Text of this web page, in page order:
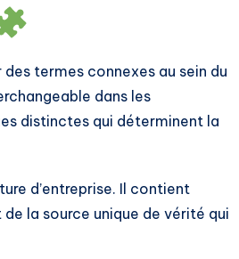
termes connexes au sein du
dans les
distinctes qui déterminent la
d’entreprise. Il contient
la source unique de vérité qui